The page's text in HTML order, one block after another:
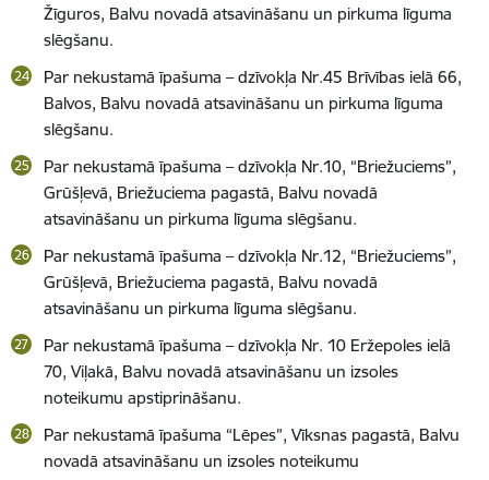
Žīguros, Balvu novadā atsavināšanu un pirkuma līguma
slēgšanu.
Par nekustamā īpašuma – dzīvokļa Nr.45 Brīvības ielā 66,
Balvos, Balvu novadā atsavināšanu un pirkuma līguma
slēgšanu.
Par nekustamā īpašuma – dzīvokļa Nr.10, “Briežuciems”,
Grūšļevā, Briežuciema pagastā, Balvu novadā
atsavināšanu un pirkuma līguma slēgšanu.
Par nekustamā īpašuma – dzīvokļa Nr.12, “Briežuciems”,
Grūšļevā, Briežuciema pagastā, Balvu novadā
atsavināšanu un pirkuma līguma slēgšanu.
Par nekustamā īpašuma – dzīvokļa Nr. 10 Eržepoles ielā
70, Viļakā, Balvu novadā atsavināšanu un izsoles
noteikumu apstiprināšanu.
Par nekustamā īpašuma “Lēpes”, Vīksnas pagastā, Balvu
novadā atsavināšanu un izsoles noteikumu